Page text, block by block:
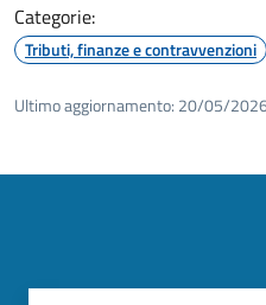
Categorie:
Tributi, finanze e contravvenzioni
Ultimo aggiornamento: 20/05/